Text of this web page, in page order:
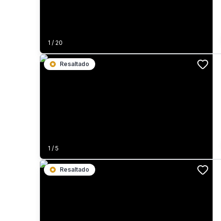
1 / 20
1 / 5
Resaltado
Resaltado